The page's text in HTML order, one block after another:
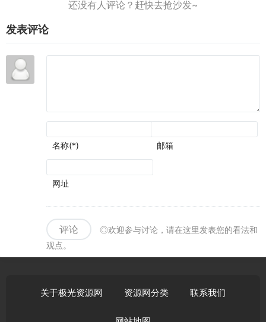
了视
叙事
神作
发表评论
名称(*) 邮箱
网址
评论
◎欢迎参与讨论，请在这里发表您的看法和
观点。
关于极光资源网 资源网分类 联系我们